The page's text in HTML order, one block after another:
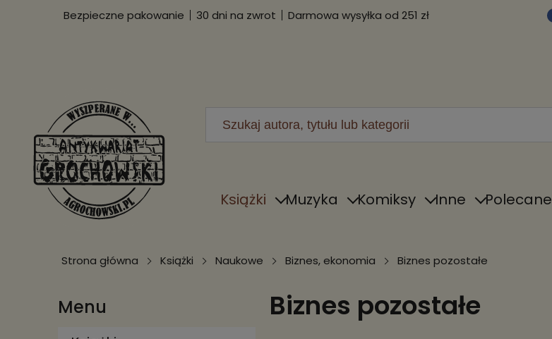
Bezpieczne pakowanie 30 dni na zwrot Darmowa wysyłka od 251 zł
Książki Muzyka Komiksy Inne Polecane
Strona główna Książki Naukowe Biznes, ekonomia Biznes pozostałe
Menu Biznes pozostałe